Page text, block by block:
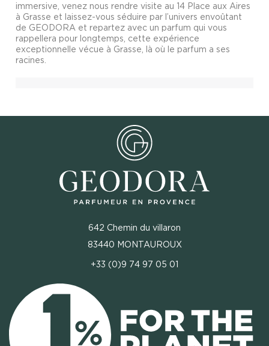
immersive, venez nous rendre visite au 14 Place aux Aires
à Grasse et laissez-vous séduire par l’univers envoûtant
de GEODORA et repartez avec un parfum qui vous
rappellera pour longtemps, cette expérience
exceptionnelle vécue à Grasse, là où le parfum a ses
racines.
642 Chemin du villaron
83440 MONTAUROUX
+33 (0)9 74 97 05 01